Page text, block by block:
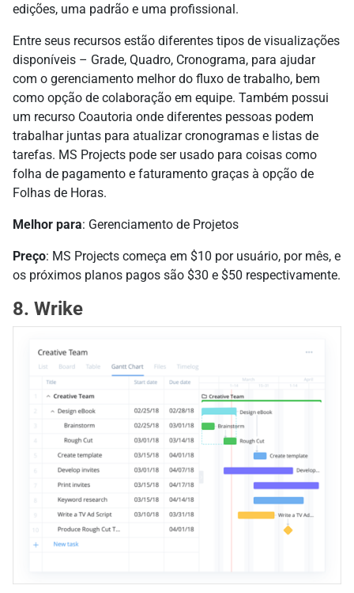
edições, uma padrão e uma profissional.
Entre seus recursos estão diferentes tipos de visualizações
disponíveis – Grade, Quadro, Cronograma, para ajudar
com o gerenciamento melhor do fluxo de trabalho, bem
como opção de colaboração em equipe. Também possui
um recurso Coautoria onde diferentes pessoas podem
trabalhar juntas para atualizar cronogramas e listas de
tarefas. MS Projects pode ser usado para coisas como
folha de pagamento e faturamento graças à opção de
Folhas de Horas.
Melhor para: Gerenciamento de Projetos
Preço: MS Projects começa em $10 por usuário, por mês, e
os próximos planos pagos são $30 e $50 respectivamente.
8. Wrike